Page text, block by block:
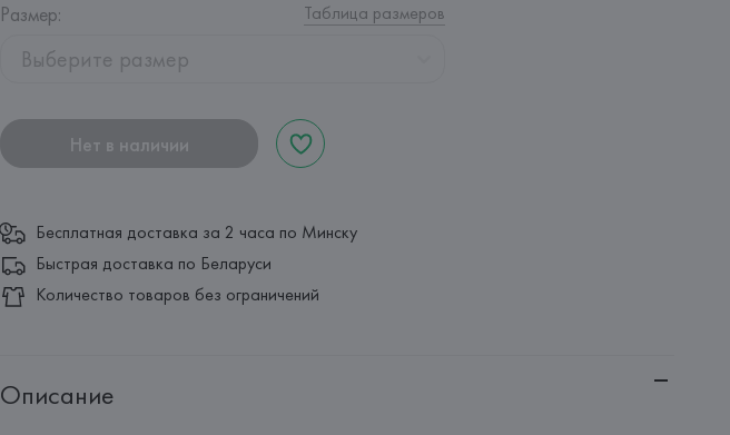
Размер: Таблица размеров
Выберите размер
Нет в наличии
Бесплатная доставка за 2 часа по Минску
Быстрая доставка по Беларуси
Количество товаров без ограничений
Описание